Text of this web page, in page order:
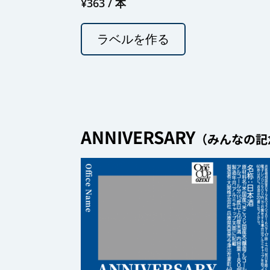
¥363 / 本
ラベルを作る
ANNIVERSARY （みんなの